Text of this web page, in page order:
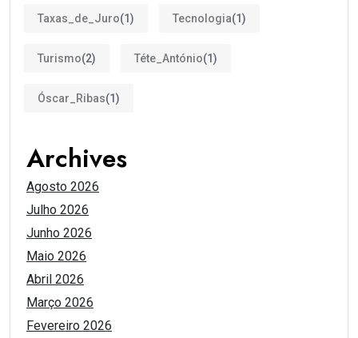
Taxas_de_Juro(1) Tecnologia(1)
Turismo(2) Téte_António(1)
Óscar_Ribas(1)
Archives
Agosto 2026
Julho 2026
Junho 2026
Maio 2026
Abril 2026
Março 2026
Fevereiro 2026